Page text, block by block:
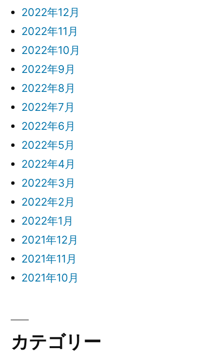
2022年12月
2022年11月
2022年10月
2022年9月
2022年8月
2022年7月
2022年6月
2022年5月
2022年4月
2022年3月
2022年2月
2022年1月
2021年12月
2021年11月
2021年10月
カテゴリー